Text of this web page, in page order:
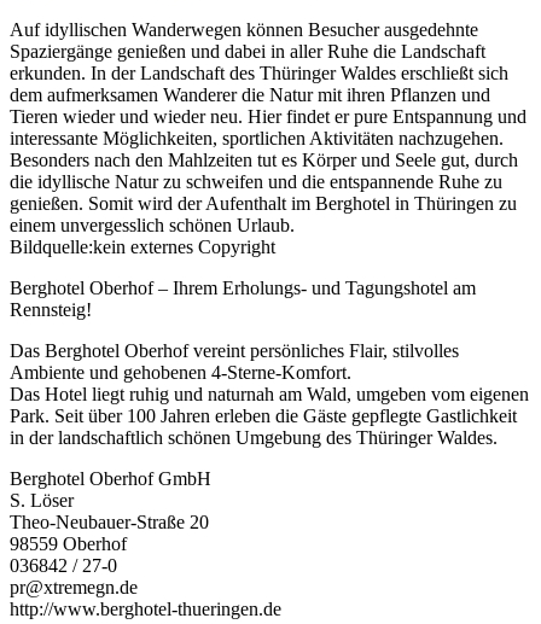
Auf idyllischen Wanderwegen können Besucher ausgedehnte
Spaziergänge genießen und dabei in aller Ruhe die Landschaft
erkunden. In der Landschaft des Thüringer Waldes erschließt sich
dem aufmerksamen Wanderer die Natur mit ihren Pflanzen und
Tieren wieder und wieder neu. Hier findet er pure Entspannung und
interessante Möglichkeiten, sportlichen Aktivitäten nachzugehen.
Besonders nach den Mahlzeiten tut es Körper und Seele gut, durch
die idyllische Natur zu schweifen und die entspannende Ruhe zu
genießen. Somit wird der Aufenthalt im Berghotel in Thüringen zu
einem unvergesslich schönen Urlaub.
Bildquelle:kein externes Copyright
Berghotel Oberhof – Ihrem Erholungs- und Tagungshotel am
Rennsteig!
Das Berghotel Oberhof vereint persönliches Flair, stilvolles
Ambiente und gehobenen 4-Sterne-Komfort.
Das Hotel liegt ruhig und naturnah am Wald, umgeben vom eigenen
Park. Seit über 100 Jahren erleben die Gäste gepflegte Gastlichkeit
in der landschaftlich schönen Umgebung des Thüringer Waldes.
Berghotel Oberhof GmbH
S. Löser
Theo-Neubauer-Straße 20
98559 Oberhof
036842 / 27-0
pr@xtremegn.de
http://www.berghotel-thueringen.de